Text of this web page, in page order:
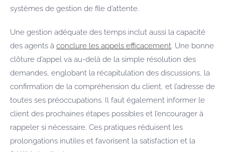
systèmes de gestion de file d’attente.
Une gestion adéquate des temps inclut aussi la capacité
des agents à conclure les appels efficacement. Une bonne
clôture d’appel va au-delà de la simple résolution des
demandes, englobant la récapitulation des discussions, la
confirmation de la compréhension du client, et l’adresse de
toutes ses préoccupations. Il faut également informer le
client des prochaines étapes possibles et l’encourager à
rappeler si nécessaire. Ces pratiques réduisent les
prolongations inutiles et favorisent la satisfaction et la